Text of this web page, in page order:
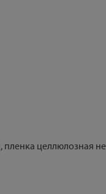
целлюлозная